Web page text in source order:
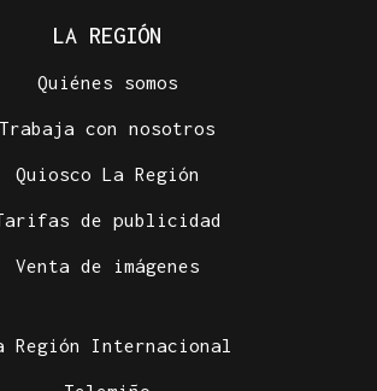
LA REGIÓN
Quiénes somos
Trabaja con nosotros
Quiosco La Región
de publicidad
Venta de imágenes
Región Internacional